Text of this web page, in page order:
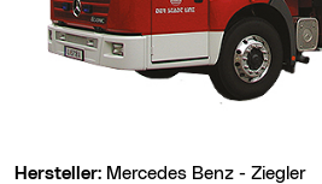
Hersteller: Mercedes Benz - Ziegler